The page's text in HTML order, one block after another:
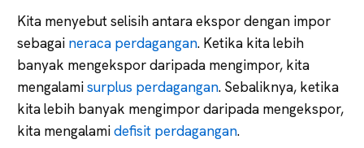
Kita menyebut selisih antara ekspor dengan impor
sebagai neraca perdagangan. Ketika kita lebih
banyak mengekspor daripada mengimpor, kita
mengalamisurplus perdagangan. Sebaliknya, ketika
kita lebih banyak mengimpor daripada mengekspor,
kita mengalamidefisit perdagangan.